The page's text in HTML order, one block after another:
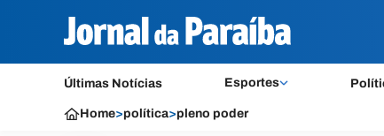
Últimas Notícias Esportes
Home>política>pleno poder